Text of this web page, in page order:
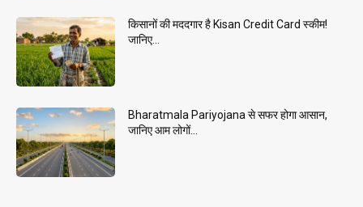
किसानों की मददगार है Kisan Credit Card स्कीम!
जानिए...
Bharatmala Pariyojana से सफर होगा आसान,
जानिए आम लोगों...